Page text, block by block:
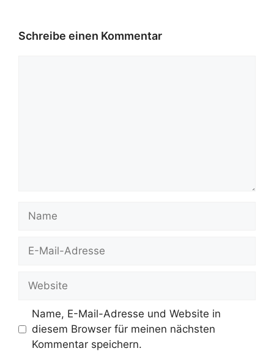
Schreibe einen Kommentar
Name
Website
Name, E-Mail-Adresse und Website in
diesem Browser für meinen nächsten
Kommentar speichern.